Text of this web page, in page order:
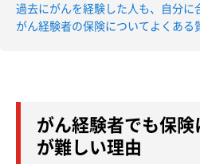
過去にがんを経験した人も、自分に
がん経験者の保険についてよくある
がん経験者でも保
が難しい理由